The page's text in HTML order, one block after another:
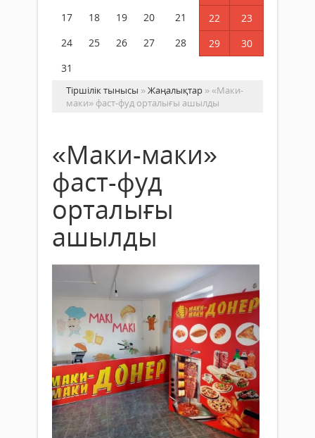
17
18 19 20 21 22
23
24
25 26 27 28 29
30
31
Тіршілік тынысы »Жаңалықтар » «Маки-
маки» фаст-фуд орталығы ашылды
«Маки-маки»
фаст-фуд
орталығы
ашылды